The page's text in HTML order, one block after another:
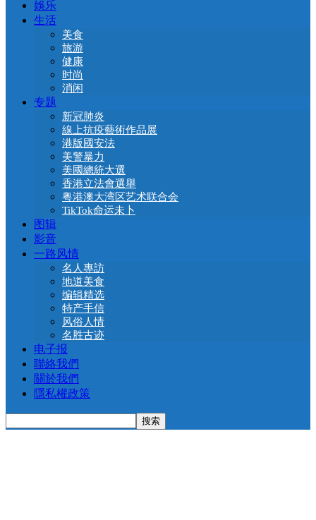
娛乐
生活
美食
旅游
健康
时尚
消闲
专题
新冠肺炎
線上抗疫藝術作品展
港版國安法
美警暴力
美國總統大選
香港立法會選舉
粤港澳大湾区艺术联合会
TikTok命运未卜
图辑
影音
一路风情
名人專訪
地道美食
编辑精选
特产手信
风俗人情
名胜古迹
电子报
聯絡我們
關於我們
隱私權政策